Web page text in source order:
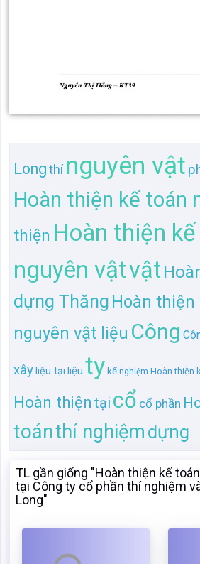
Longthí nguyên vật
Hoàn thiện kế toán
thiện Hoàn thiện
nguyên vậtvật
dựng Thăng Hoàn thiện
nguyên vật liệu Công
xây liệu tại liệu ty kế nghiệm Hoàn thiện
Hoàn thiện tại cổ cổ phần
toánthí nghiệm dựng
TL gần giống "Hoàn thiện kế
tại Công ty cổ phần thí nghiệm
Long"